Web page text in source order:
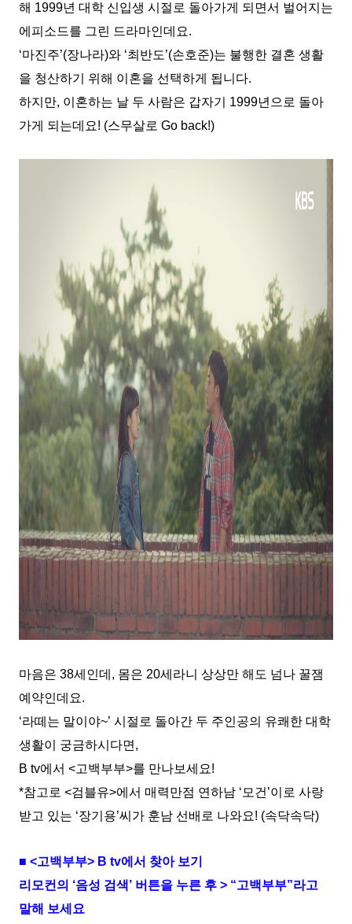
해 1999년 대학 신입생 시절로 돌아가게 되면서 벌어지는
에피소드를 그린 드라마인데요.
‘마진주’(장나라)와 ‘최반도’(손호준)는 불행한 결혼 생활
을 청산하기 위해 이혼을 선택하게 됩니다.
하지만, 이혼하는 날 두 사람은 갑자기 1999년으로 돌아
가게 되는데요! (스무살로 Go back!)
마음은 38세인데, 몸은 20세라니 상상만 해도 넘나 꿀잼
예약인데요.
‘라떼는 말이야~’ 시절로 돌아간 두 주인공의 유쾌한 대학
생활이 궁금하시다면,
B tv에서 <고백부부>를 만나보세요!
*참고로 <검블유>에서 매력만점 연하남 ‘모건’이로 사랑
받고 있는 ‘장기용’씨가 훈남 선배로 나와요! (속닥속닥)
■ <고백부부> B tv에서 찾아 보기
리모컨의 ‘음성 검색’ 버튼을 누른 후 > “고백부부”라고
말해 보세요